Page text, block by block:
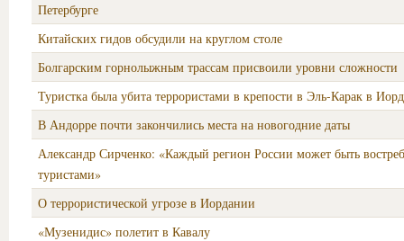
Петербурге
Китайских гидов обсудили на круглом столе
Болгарским горнолыжным трассам присвоили уровни сложности
Туристка была убита террористами в крепости в Эль-Карак в
В Андорре почти закончились места на новогодние даты
Александр Сирченко: «Каждый регион России может быть
туристами»
О террористической угрозе в Иордании
«Музенидис» полетит в Кавалу